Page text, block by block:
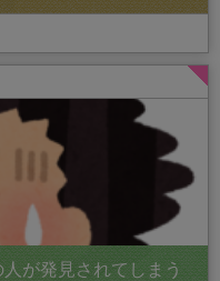
が発見されてしまう